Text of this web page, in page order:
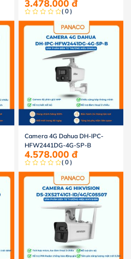
3.478.000 đ
( 0 )
Camera 4G Dahua DH-IPC-
HFW2441DG-4G-SP-B
4.578.000 đ
( 0 )